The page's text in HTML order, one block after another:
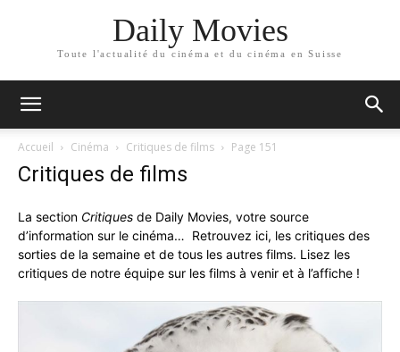
Daily Movies
Toute l'actualité du cinéma et du cinéma en Suisse
Accueil Cinéma Critiques de films Page 151
Critiques de films
La section Critiques de Daily Movies, votre source
d’information sur le cinéma… Retrouvez ici, les critiques des
sorties de la semaine et de tous les autres films. Lisez les
critiques de notre équipe sur les films à venir et à l’affiche !